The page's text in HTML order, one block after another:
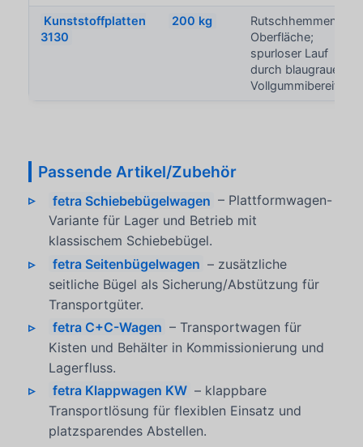
Kunststoffplatten
3130
200 kg
Rutschhemmende
Oberfläche;
spurloser Lauf
durch blaugraue
Vollgummibereifung
Passende Artikel/Zubehör
fetra Schiebebügelwagen – Plattformwagen-
Variante für Lager und Betrieb mit
klassischem Schiebebügel.
fetra Seitenbügelwagen – zusätzliche
seitliche Bügel als Sicherung/Abstützung für
Transportgüter.
fetra C+C-Wagen – Transportwagen für
Kisten und Behälter in Kommissionierung und
Lagerfluss.
fetra Klappwagen KW – klappbare
Transportlösung für flexiblen Einsatz und
platzsparendes Abstellen.